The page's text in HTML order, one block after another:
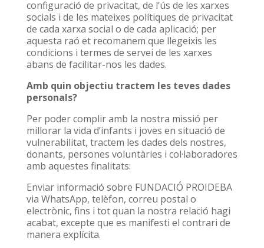
configuració de privacitat, de l’ús de les xarxes
socials i de les mateixes polítiques de privacitat
de cada xarxa social o de cada aplicació; per
aquesta raó et recomanem que llegeixis les
condicions i termes de servei de les xarxes
abans de facilitar-nos les dades.
Amb quin objectiu tractem les teves dades
personals?
Per poder complir amb la nostra missió per
millorar la vida d’infants i joves en situació de
vulnerabilitat, tractem les dades dels nostres,
donants, persones voluntàries i col·laboradores
amb aquestes finalitats:
Enviar informació sobre FUNDACIÓ PROIDEBA
via WhatsApp, telèfon, correu postal o
electrònic, fins i tot quan la nostra relació hagi
acabat, excepte que es manifesti el contrari de
manera explícita.